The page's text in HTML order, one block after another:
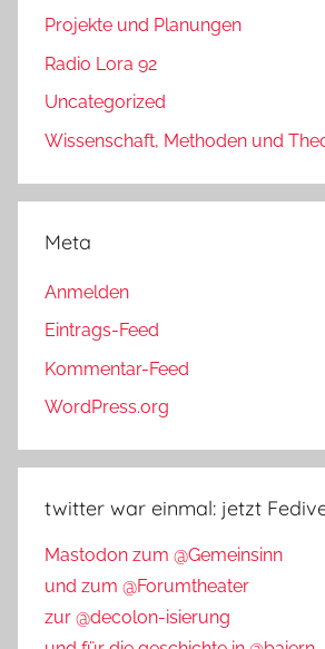
Projekte und Planungen
Radio Lora 92
Uncategorized
Wissenschaft, Methoden und
Meta
Anmelden
Eintrags-Feed
Kommentar-Feed
WordPress.org
twitter war einmal: jetzt
Mastodon zum @Gemeinsinn
und zum @Forumtheater
zur @decolon-isierung